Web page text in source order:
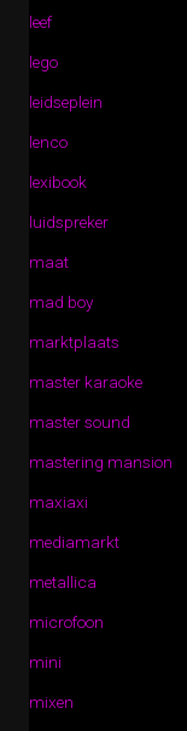
leef
lego
leidseplein
lenco
lexibook
luidspreker
maat
mad boy
marktplaats
master karaoke
master sound
mastering mansion
maxiaxi
mediamarkt
metallica
microfoon
mini
mixen